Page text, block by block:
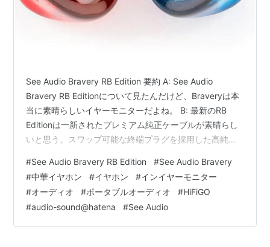
See Audio Bravery RB Edition 要約 A: See Audio
Bravery RB Editionについて見たんだけど、Braveryは本
当に素晴らしいイヤーモニターだよね。 B: 最新のRB
Editionは一新されたプレミアム純正ケーブルが素晴らし
いと思う。スワップ可能な終端プラグを採用した高純度
ね。イヤーモニター自体の性能についても聞きたいな。
B: Bravery RB Editionは、より豊かなボーカルを持つク
リアなサウンドと、より自然なアプローチで上質なサウ
ンドを提供する。また、非常に快適なAzl…
#See Audio Bravery RB Edition #See Audio Bravery
#中華イヤホン #イヤホン #インイヤーモニター
#オーディオ #ポータブルオーディオ #HiFiGO
#audio-sound@hatena #See Audio